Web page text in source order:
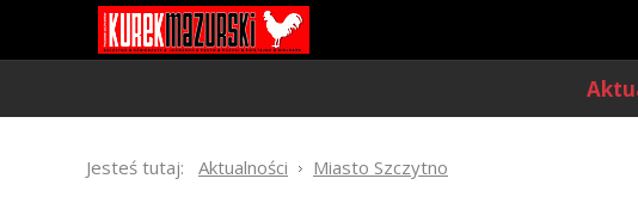
Jesteś tutaj: Aktualności Miasto Szczytno